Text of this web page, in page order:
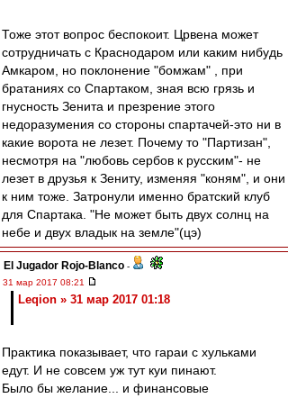
Тоже этот вопрос беспокоит. Црвена может
сотрудничать с Краснодаром или каким нибудь
Амкаром, но поклонение "бомжам" , при
братаниях со Спартаком, зная всю грязь и
гнусность Зенита и презрение этого
недоразумения со стороны спартачей-это ни в
какие ворота не лезет. Почему то "Партизан",
несмотря на "любовь сербов к русским"- не
лезет в друзья к Зениту, изменяя "коням", и они
к ним тоже. Затронули именно братский клуб
для Спартака. "Не может быть двух солнц на
небе и двух владык на земле"(цэ)
El Jugador Rojo-Blanco -
31 мар 2017 08:21
Leqion » 31 мар 2017 01:18
Практика показывает, что гараи с хульками
едут. И не совсем уж тут куи пинают.
Было бы желание... и финансовые